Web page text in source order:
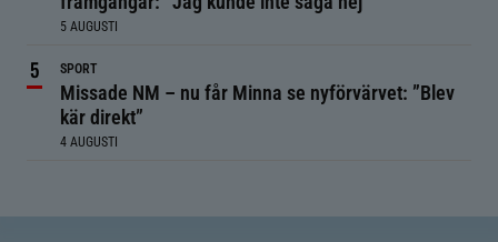
5 AUGUSTI
SPORT
Missade NM – nu får Minna se nyförvärvet: ”Blev
kär direkt”
4 AUGUSTI